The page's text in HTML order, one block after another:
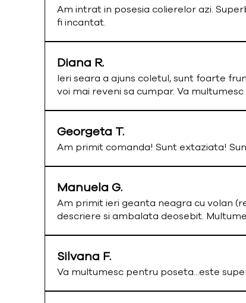
Am intrat in posesia colierelor azi.
fi incantat.
Diana R.
Ieri seara a ajuns coletul, sunt foarte
voi mai reveni sa cumpar. Va
Georgeta T.
Am primit comanda! Sunt extaziata!
Manuela G.
Am primit ieri geanta neagra cu volan
descriere si ambalata deosebit.
Silvana F.
Va multumesc pentru poseta...este